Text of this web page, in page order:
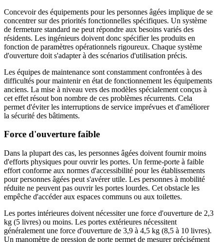
Concevoir des équipements pour les personnes âgées implique de se
concentrer sur des priorités fonctionnelles spécifiques. Un système
de fermeture standard ne peut répondre aux besoins variés des
résidents. Les ingénieurs doivent donc spécifier les produits en
fonction de paramètres opérationnels rigoureux. Chaque système
d'ouverture doit s'adapter à des scénarios d'utilisation précis.
Les équipes de maintenance sont constamment confrontées à des
difficultés pour maintenir en état de fonctionnement les équipements
anciens. La mise à niveau vers des modèles spécialement conçus à
cet effet résout bon nombre de ces problèmes récurrents. Cela
permet d'éviter les interruptions de service imprévues et d'améliorer
la sécurité des bâtiments.
Force d'ouverture faible
Dans la plupart des cas, les personnes âgées doivent fournir moins
d'efforts physiques pour ouvrir les portes. Un ferme-porte à faible
effort conforme aux normes d'accessibilité pour les établissements
pour personnes âgées peut s'avérer utile. Les personnes à mobilité
réduite ne peuvent pas ouvrir les portes lourdes. Cet obstacle les
empêche d'accéder aux espaces communs ou aux toilettes.
Les portes intérieures doivent nécessiter une force d'ouverture de 2,3
kg (5 livres) ou moins. Les portes extérieures nécessitent
généralement une force d'ouverture de 3,9 à 4,5 kg (8,5 à 10 livres).
Un manomètre de pression de porte permet de mesurer précisément